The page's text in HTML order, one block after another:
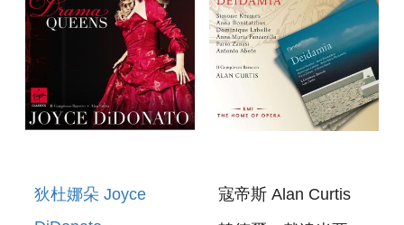
狄杜娜朵 Joyce
寇帝斯 Alan Curtis